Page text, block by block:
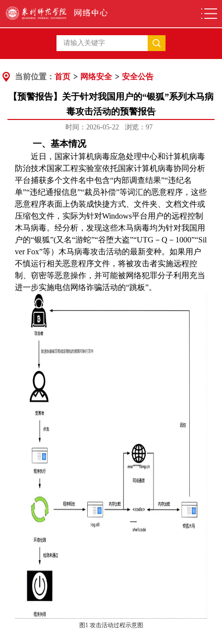
当前位置： 首页 > 网络安全 > 安全公告
【预警报告】关于针对我国用户的“银狐”系列木马病
毒攻击活动的预警报告
时间：2026-05-22 浏览： 97
一、基本情况
近日，国家计算机病毒应急处理中心和计算机病毒
防治技术国家工程实验室依托国家计算机病毒协同分析
平台捕获多个文件名中包含“内部调查结果”“违纪名
单”“违纪通报信息”“裁员补偿”等词汇的恶意程序，这些
恶意程序表面上伪装成快捷方式、文件夹、文档文件或
压缩包文件，实际为针对Windows平台用户的远程控制
木马病毒。经分析，发现这些木马病毒均为针对我国用
户的“银狐”(又名“游蛇”“谷堕大盗”“UTG－Q－1000”“Sil
ver Fox”等）木马病毒攻击活动的最新变种。如果用户
不慎运行相关恶意程序文件，将被攻击者实施远程控
制、窃密等恶意操作，并可能被网络犯罪分子利用充当
进一步实施电信网络诈骗活动的“跳板”。
图1 攻击活动过程示意图